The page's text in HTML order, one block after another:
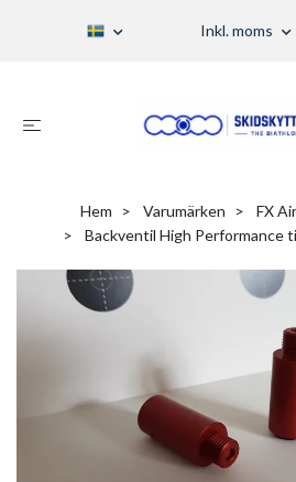
Inkl. moms
Hem Varumärken
FX
Backventil High Performance